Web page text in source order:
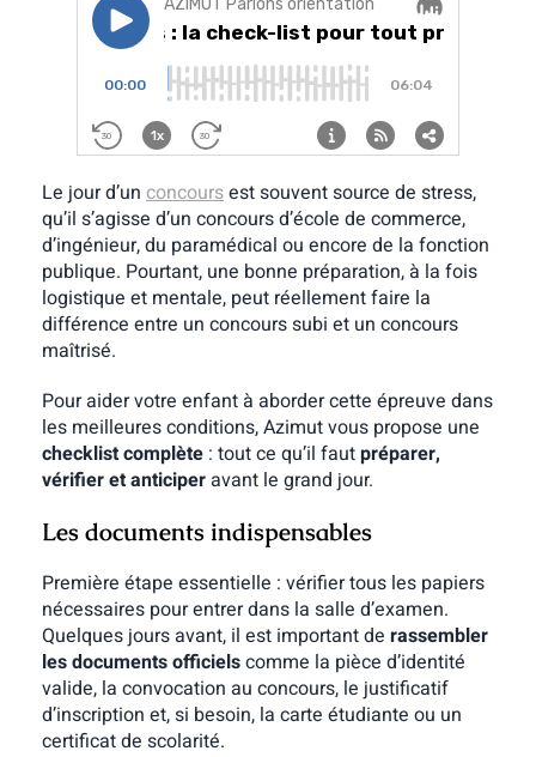
Le jour d’un concoursest souvent source de stress,
qu’il s’agisse d’un concours d’école de commerce,
d’ingénieur, du paramédical ou encore de la fonction
publique. Pourtant, une bonne préparation, à la fois
logistique et mentale, peut réellement faire la
différence entre un concours subi et un concours
maîtrisé.
Pour aider votre enfant à aborder cette épreuve dans
les meilleures conditions, Azimut vous propose une
checklist complète: tout ce qu’il fautpréparer,
vérifier et anticiperavant le grand jour.
Les documents indispensables
Première étape essentielle : vérifier tous les papiers
nécessaires pour entrer dans la salle d’examen.
Quelques jours avant, il est important de rassembler
les documents officielscomme la pièce d’identité
valide, la convocation au concours, le justificatif
d’inscription et, si besoin, la carte étudiante ou un
certificat de scolarité.